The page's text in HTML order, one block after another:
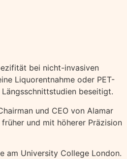
bei nicht-invasiven
Liquorentnahme oder PET-
beseitigt.
und CEO von Alamar
und mit höherer Präzision
am University College London.